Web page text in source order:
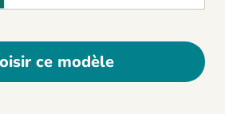
ce modèle